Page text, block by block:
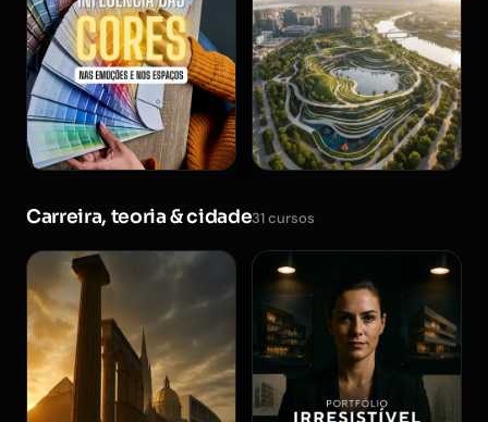
Carreira, teoria & cidade31 cursos